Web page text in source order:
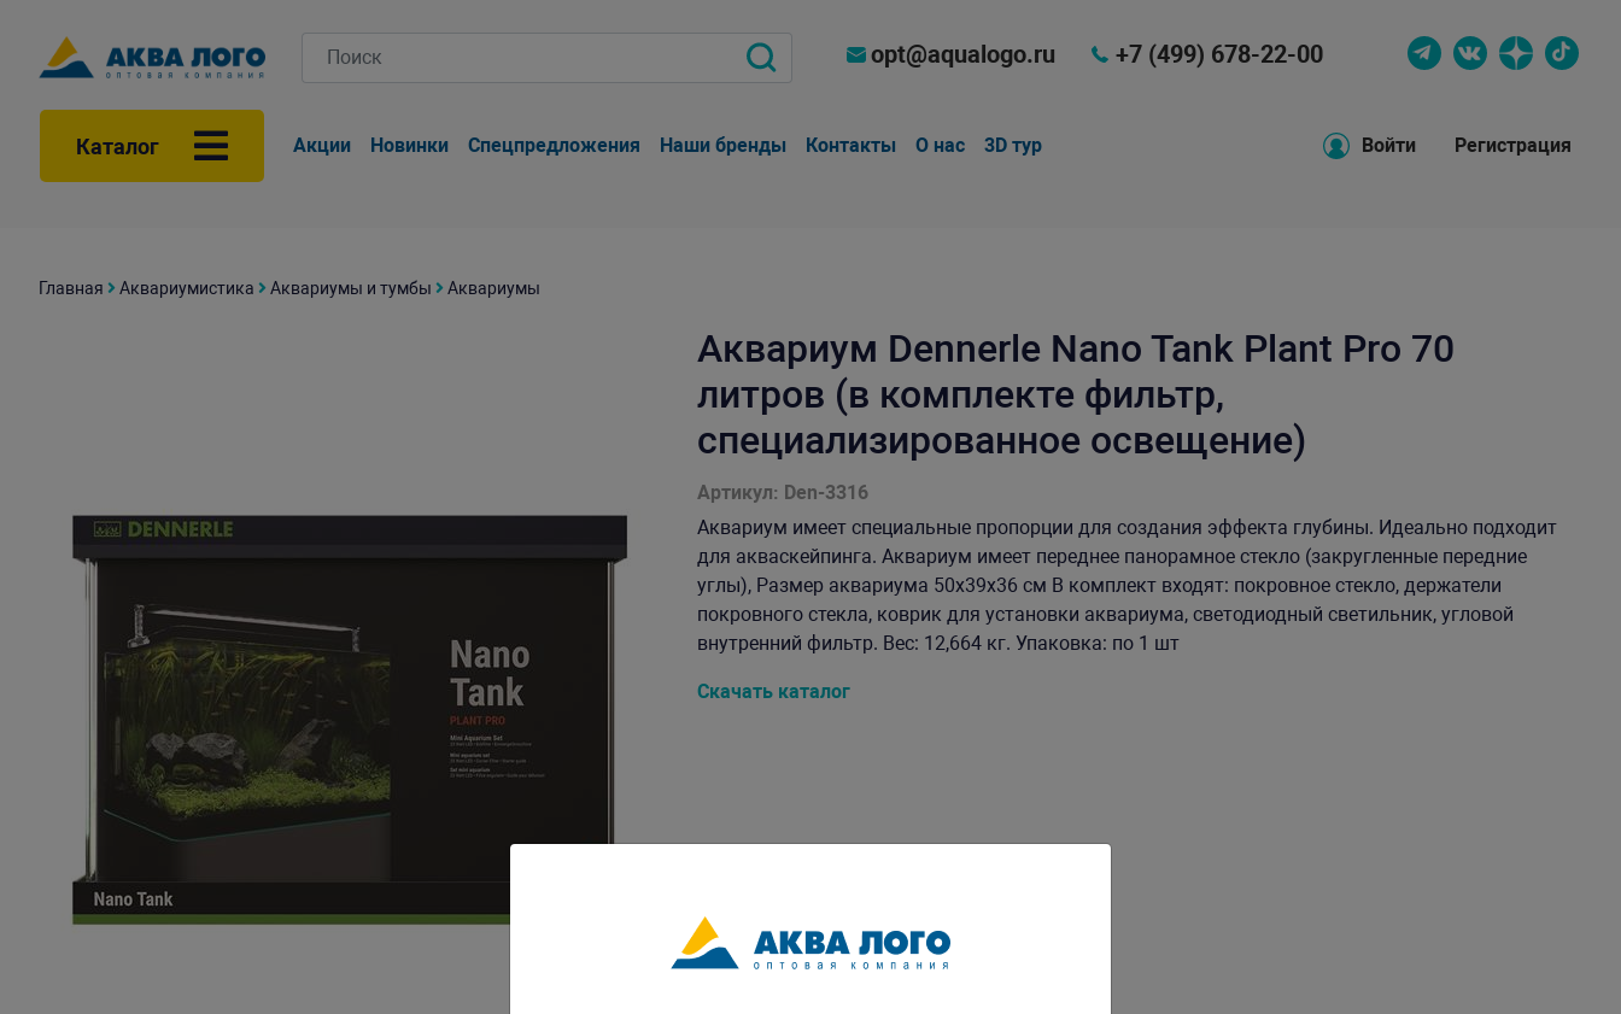
opt@aqualogo.ru +7 (499) 678-22-00
Каталог Акции Новинки Спецпредложения Наши бренды Контакты О нас 3D тур Войти Регистрация
Главная Аквариумистика Аквариумы и тумбы Аквариумы
Аквариум Dennerle Nano Tank Plant Pro 70
литров (в комплекте фильтр,
специализированное освещение)
Артикул: Den-3316
Аквариум имеет специальные пропорции для создания эффекта глубины. Идеально подходит
для акваскейпинга. Аквариум имеет переднее панорамное стекло (закругленные передние
углы), Размер аквариума 50х39х36 см В комплект входят: покровное стекло, держатели
покровного стекла, коврик для установки аквариума, светодиодный светильник, угловой
внутренний фильтр. Вес: 12,664 кг. Упаковка: по 1 шт
Скачать каталог